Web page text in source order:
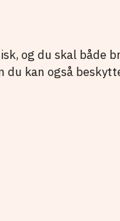
og du skal både
du kan også